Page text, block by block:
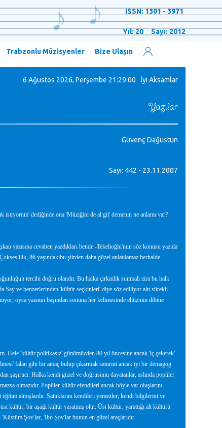
ISSN: 1301 - 3971
Yıl: 20 Sayı: 2012
Trabzonlu Müzisyenler Bize Ulaşın
6 Ağustos 2026, Perşembe 21:29:01 İyi Aksamlar
Yazılar
Güvenç Dağüstün
Sayı: 442 - 23.11.2007
istiyorum' dediğinde ona 'Müziğini de al git' demenin ne anlamı var?
yazısına cevaben yazdıkları bende -Tekelioğlu'nun söz konusu yazıda
86 yaşındakibu şiirden daha güzel anlatılamaz herhalde.
tercihi doğru olandır. Bu halka çirkinlik sunmalı zira bu halk
Say ve benzerlerinden 'kültür seçkinleri' diye söz ediliyor altı sürekli
oysa yazının başından sonuna her kelimesinde elitizmin dibine
Hele 'kültür politikasız' günümüzden 80 yıl öncesine ancak 'iç çekerek'
falan gibi bir amaç bulup çıkarmak sanırım ancak iyi bir demagog
şaşırtıcı. Halka kendi güzel ve doğrusunu dayatanlar, aslında popüler
olmazıdır. Popüler kültür efendileri ancak böyle var oluşlarını
almışlardır. Sattıklarını kendileri yemezler; kendi bilgilerini ve
kültür, bir aşağı kültür yaratmış olur. Üst kültür, yarattığı alt kültürü
Şov'lar, 'İbo Şov'lar bunun en güzel araçlarıdır.